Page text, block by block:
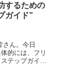
するための
ガイド”
さん。今日
的には、フリ
テップガイド